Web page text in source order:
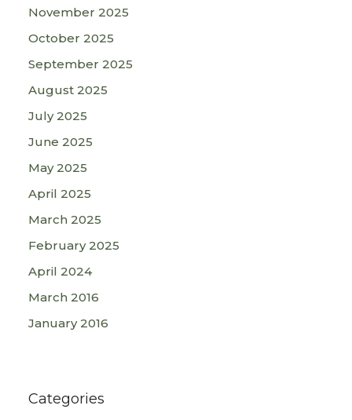
November 2025
October 2025
September 2025
August 2025
July 2025
June 2025
May 2025
April 2025
March 2025
February 2025
April 2024
March 2016
January 2016
Categories